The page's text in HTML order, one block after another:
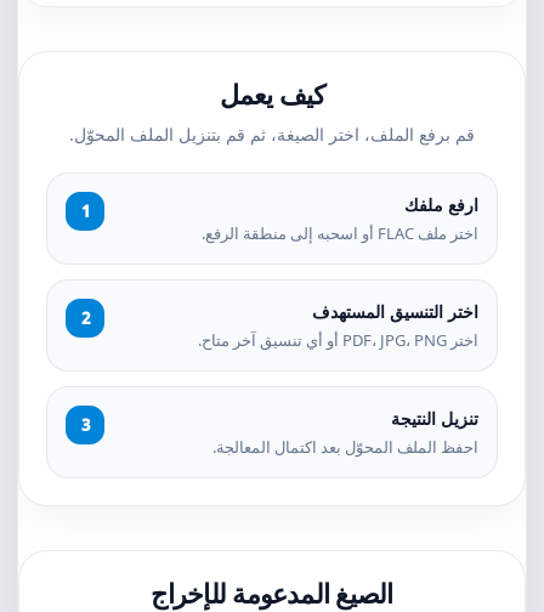
كيف يعمل
قم برفع الملف، اختر الصيغة، ثم قم بتنزيل الملف المحوّل.
ارفع ملفك
اختر ملف FLAC أو اسحبه إلى منطقة الرفع.
اختر التنسيق المستهدف
اختر PDF، JPG، PNG أو أي تنسيق آخر متاح.
تنزيل النتيجة
احفظ الملف المحوّل بعد اكتمال المعالجة.
الصيغ المدعومة للإخراج